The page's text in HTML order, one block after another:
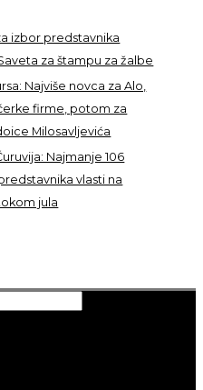
izbor predstavnika
za štampu za žalbe
Najviše novca za Alo,
firme, potom za
Milosavljevića
Najmanje 106
vlasti na
jula